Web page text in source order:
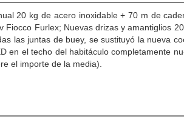
20 kg de acero inoxidable + 70 m de
Fiocco Furlex; Nuevas drizas y amantiglios
las juntas de buey, se sustituyó la nueva
en el techo del habitáculo completamente
el importe de la media).